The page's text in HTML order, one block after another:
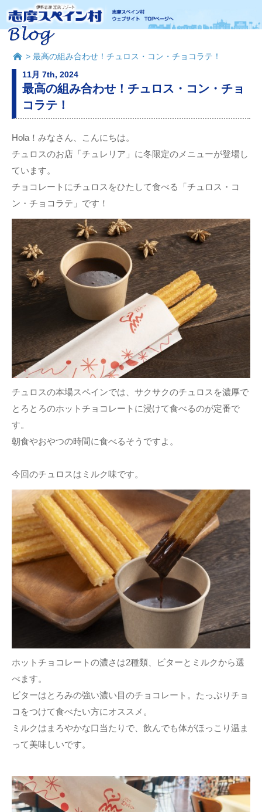
> 最高の組み合わせ！チュロス・コン・チョコラテ！
11月 7th, 2024
最高の組み合わせ！チュロス・コン・チョ
コラテ！
Hola！みなさん、こんにちは。
チュロスのお店「チュレリア」に冬限定のメニューが登場し
ています。
チョコレートにチュロスをひたして食べる「チュロス・コ
ン・チョコラテ」です！
チュロスの本場スペインでは、サクサクのチュロスを濃厚で
とろとろのホットチョコレートに浸けて食べるのが定番で
す。
朝食やおやつの時間に食べるそうですよ。
今回のチュロスはミルク味です。
ホットチョコレートの濃さは2種類、ビターとミルクから選
べます。
ビターはとろみの強い濃い目のチョコレート。たっぷりチョ
コをつけて食べたい方にオススメ。
ミルクはまろやかな口当たりで、飲んでも体がほっこり温ま
って美味しいです。